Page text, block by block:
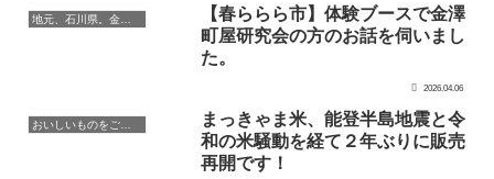
【春ららら市】体験ブースで金澤
町屋研究会の方のお話を伺いまし
た。
2026.04.06
まっきゃま米、能登半島地震と令
和の米騒動を経て２年ぶりに販売
再開です！